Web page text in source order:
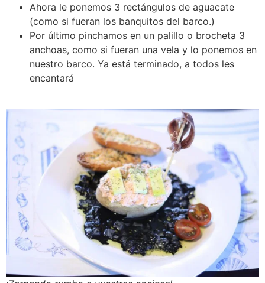
Ahora le ponemos 3 rectángulos de aguacate
(como si fueran los banquitos del barco.)
Por último pinchamos en un palillo o brocheta 3
anchoas, como si fueran una vela y lo ponemos en
nuestro barco. Ya está terminado, a todos les
encantará